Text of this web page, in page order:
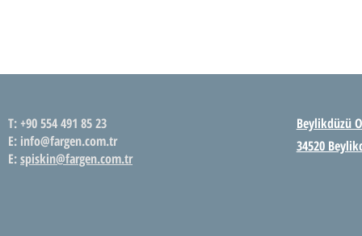
T: +90 554 491 85 23
E: info@fargen.com.tr
E:spiskin@fargen.com.tr
Beylikdüzü
34520